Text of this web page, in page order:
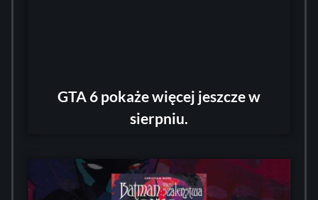
GTA 6 pokaże więcej jeszcze w
sierpniu.